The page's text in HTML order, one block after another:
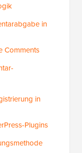
in
Comments
in
Plugins